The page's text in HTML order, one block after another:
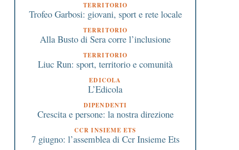
TERRITORIO
Trofeo Garbosi: giovani, sport e rete locale
TERRITORIO
Alla Busto di Sera corre l’inclusione
TERRITORIO
Liuc Run: sport, territorio e comunità
EDICOLA
L’Edicola
DIPENDENTI
Crescita e persone: la nostra direzione
CCR INSIEME ETS
7 giugno: l’assemblea di Ccr Insieme Ets